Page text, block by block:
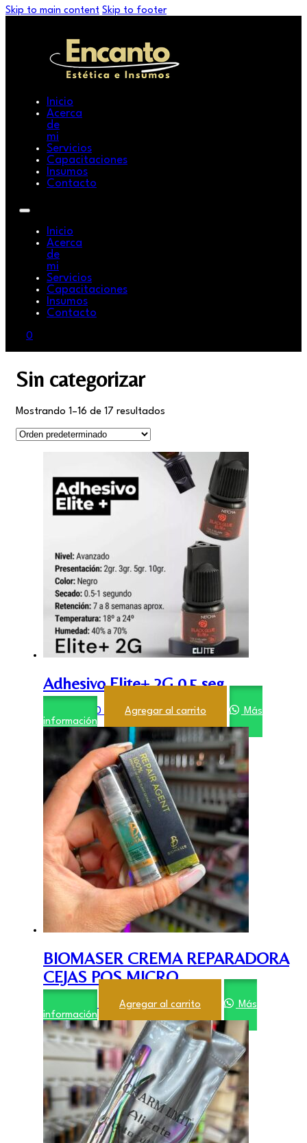
Skip to main content Skip to footer
Inicio
Acerca
de
mi
Servicios
Capacitaciones
Insumos
Contacto
Inicio
Acerca
de
mi
Servicios
Capacitaciones
Insumos
Contacto
0
Sin categorizar
Mostrando 1–16 de 17 resultados
Adhesivo Elite+ 2G 0,5 seg
18.000,00 Agregar al carrito
Más
información
BIOMASER CREMA REPARADORA
CEJAS POS MICRO
Agregar al carrito
Más
información